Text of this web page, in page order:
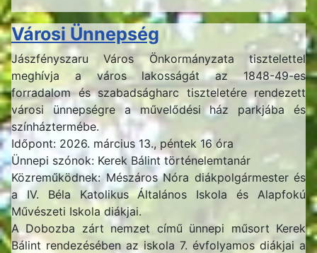
Városi Ünnepség
Jászfényszaru Város Önkormányzata tisztelettel
meghívja a város lakosságát az 1848-49-es
forradalom és szabadságharc tiszteletére rendezett
városi ünnepségre a művelődési ház parkjába és
színháztermébe.
Időpont: 2026. március 13., péntek 16 óra
Ünnepi szónok: Kerek Bálint történelemtanár
Közreműködnek: Mészáros Nóra diákpolgármester és
a IV. Béla Katolikus Általános Iskola és Alapfokú
Művészeti Iskola diákjai.
A Dobozba zárt nemzet című ünnepi műsort Kerek
Bálint rendezésében az iskola 7. évfolyamos diákjai a